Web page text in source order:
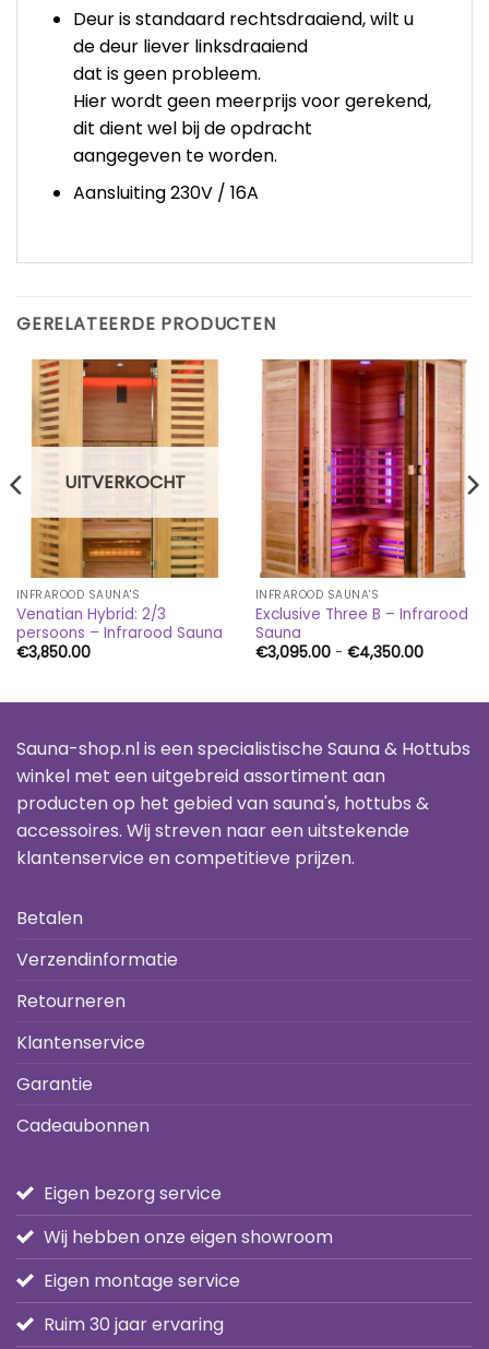
Deur is standaard rechtsdraaiend, wilt u
de deur liever linksdraaiend
dat is geen probleem.
Hier wordt geen meerprijs voor gerekend,
dit dient wel bij de opdracht
aangegeven te worden.
Aansluiting 230V / 16A
GERELATEERDE PRODUCTEN
UITVERKOCHT
INFRAROOD SAUNA'S
Venatian Hybrid: 2/3
persoons – Infrarood Sauna
€3,850.00
INFRAROOD SAUNA'S
Exclusive Three B – Infrarood
Sauna
€3,095.00 - €4,350.00
Sauna-shop.nl is een specialistische Sauna & Hottubs
winkel met een uitgebreid assortiment aan
producten op het gebied van sauna's, hottubs &
accessoires. Wij streven naar een uitstekende
klantenservice en competitieve prijzen.
Betalen
Verzendinformatie
Retourneren
Klantenservice
Garantie
Cadeaubonnen
Eigen bezorg service
Wij hebben onze eigen showroom
Eigen montage service
Ruim 30 jaar ervaring